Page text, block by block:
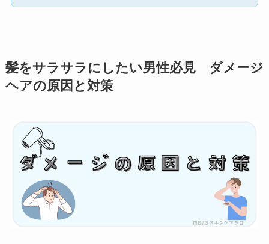
髪をサラサラにしたい男性必見 ダメージ
ヘアの原因と対策